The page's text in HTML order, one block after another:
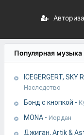
Популярная музыка
ICEGERGERT, SKY
Наследство
Бонд с кнопкой -
MONA - Иордан
Джиган, Artik &